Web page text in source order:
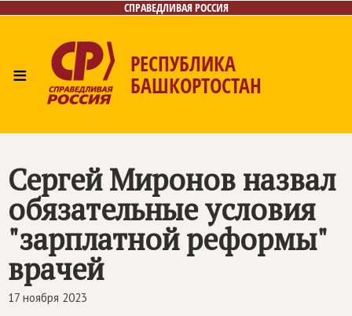
СПРАВЕДЛИВАЯ РОССИЯ
≡ РЕСПУБЛИКА
БАШКОРТОСТАН
Контакты
Сергей Миронов назвал
обязательные условия
"зарплатной реформы"
врачей
17 ноября 2023